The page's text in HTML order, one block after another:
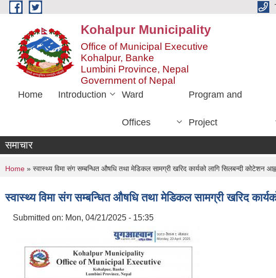
Skip to main content
Kohalpur Municipality
Office of Municipal Executive
Kohalpur, Banke
Lumbini Province, Nepal
Government of Nepal
Home Introduction Ward
Offices
Program and
Project
समाचार
You are here
Home » स्वास्थ्य विमा संग सम्बन्धित औषधि तथा मेडिकल सामग्री खरिद कार्यको लागि सिलबन्दी कोटेशन
स्वास्थ्य विमा संग सम्बन्धित औषधि तथा मेडिकल सामग्री खरिद
Submitted on: Mon, 04/21/2025 - 15:35